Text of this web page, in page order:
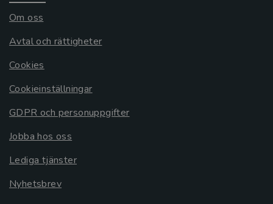
Om oss
Avtal och rättigheter
Cookies
Cookieinställningar
GDPR och personuppgifter
Jobba hos oss
Lediga tjänster
Nyhetsbrev